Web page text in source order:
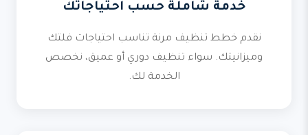
خدمة شاملة حسب احتياجاتك
نقدم خطط تنظيف مرنة تناسب احتياجات فلتك
وميزانيتك. سواء تنظيف دوري أو عميق، نخصص
الخدمة لك.